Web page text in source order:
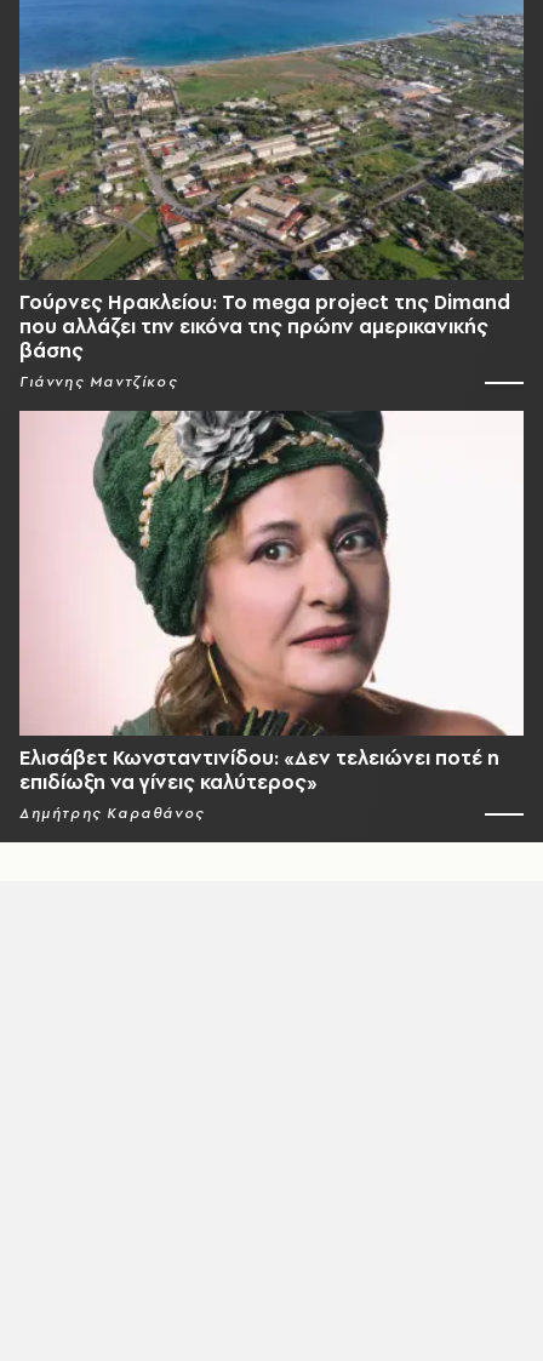
Γούρνες Ηρακλείου: To mega project της Dimand
που αλλάζει την εικόνα της πρώην αμερικανικής
βάσης
Γιάννης Μαντζίκος
Ελισάβετ Κωνσταντινίδου: «Δεν τελειώνει ποτέ η
επιδίωξη να γίνεις καλύτερος»
Δημήτρης Καραθάνος